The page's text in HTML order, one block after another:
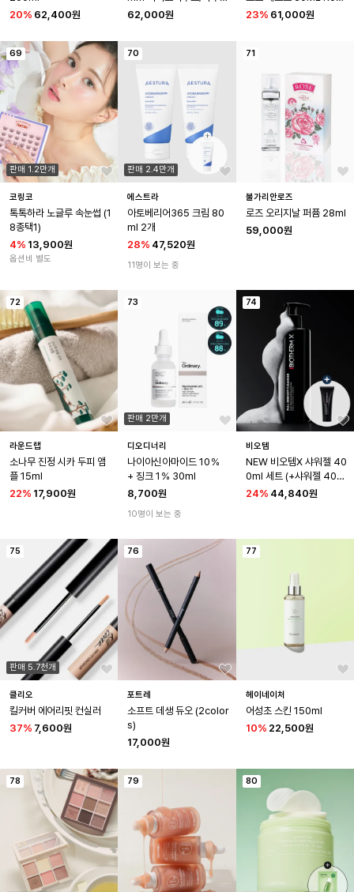
20% 62,400원
핑크
62,000원
e Zest
23% 61,000원
69
판매 1.2만개
코링코
톡톡하라 노글루 속눈썹 (1
8종택1)
4% 13,900원
옵션비 별도
70
판매 2.4만개
에스트라
아토베리어365 크림 80
ml 2개
28% 47,520원
11명이 보는 중
71
불가리안로즈
로즈 오리지날 퍼퓸 28ml
59,000원
72
라운드랩
소나무 진정 시카 두피 앰
플 15ml
22% 17,900원
73
판매 2만개
디오디너리
나이아신아마이드 10％
+ 징크 1％ 30ml
8,700원
10명이 보는 중
74
비오템
NEW 비오템X 샤워젤 40
0ml 세트 (+샤워젤 40m
l)
24% 44,840원
75
판매 5.7천개
클리오
킬커버 에어리핏 컨실러
37% 7,600원
76
포트레
소프트 데생 듀오 (2color
s)
17,000원
77
헤이네이처
어성초 스킨 150ml
10% 22,500원
78 79 80